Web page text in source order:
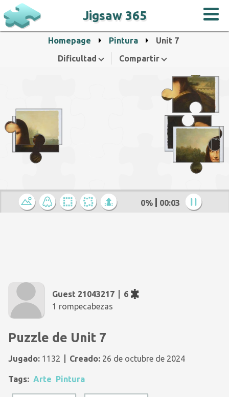
Jigsaw 365
Homepage Pintura
Unit 7
Dificultad
Compartir
0% 00:04
Guest 21043217
6
1 rompecabezas
Puzzle de Unit 7
Jugado: 1132 Creado: 26 de octubre de 2024
Tags: Arte Pintura